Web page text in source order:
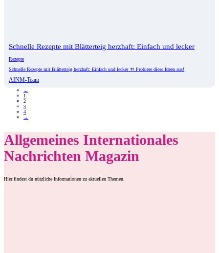
Schnelle Rezepte mit Blätterteig herzhaft: Einfach und lecker
Rezepte
Schnelle Rezepte mit Blätterteig herzhaft: Einfach und lecker 🍴 Probiere diese Ideen aus!
AINM-Team
←
1
2
3
4
→
Allgemeines Internationales
Nachrichten Magazin
Hier findest du nützliche Informationen zu aktuellen Themen.